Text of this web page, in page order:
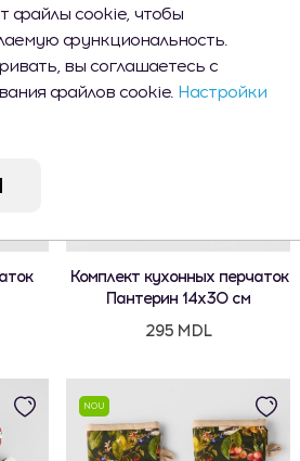
Комплект кухонных перчаток
Пантерин 14x30 см
295 MDL
NOU
файлы cookie, чтобы
функциональность.
вы соглашаетесь с
файлов cookie. Настройки